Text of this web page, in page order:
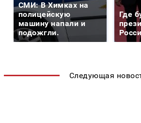
СМИ: В Химках на
полицейскую
машину напали и
подожгли.
Где
Следующая